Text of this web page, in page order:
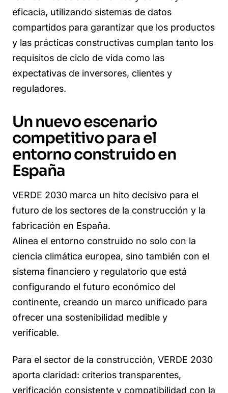
eficacia, utilizando sistemas de datos
compartidos para garantizar que los productos
y las prácticas constructivas cumplan tanto los
requisitos de ciclo de vida como las
expectativas de inversores, clientes y
reguladores.
Un nuevo escenario
competitivo para el
entorno construido en
España
VERDE 2030 marca un hito decisivo para el
futuro de los sectores de la construcción y la
fabricación en España.
Alinea el entorno construido no solo con la
ciencia climática europea, sino también con el
sistema financiero y regulatorio que está
configurando el futuro económico del
continente, creando un marco unificado para
ofrecer una sostenibilidad medible y
verificable.
Para el sector de la construcción, VERDE 2030
aporta claridad: criterios transparentes,
verificación consistente y compatibilidad con la